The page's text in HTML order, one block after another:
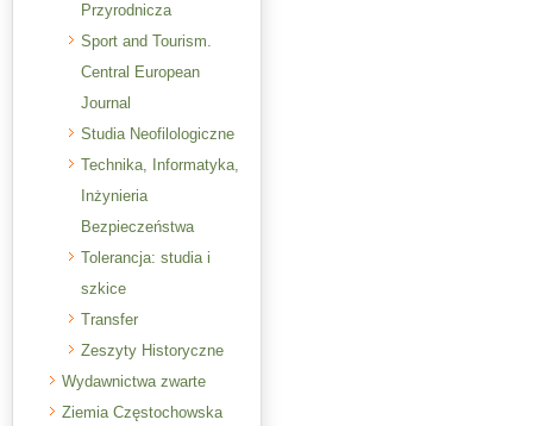
Przyrodnicza
Sport and Tourism.
Central European
Journal
Studia Neofilologiczne
Technika, Informatyka,
Inżynieria
Bezpieczeństwa
Tolerancja: studia i
szkice
Transfer
Zeszyty Historyczne
Wydawnictwa zwarte
Ziemia Częstochowska